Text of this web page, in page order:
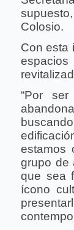
Colosio.
Con esta
“Por
estamos
grupo de
que sea
ícono